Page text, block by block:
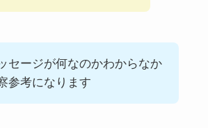
セージが何なのかわからなか
参考になります